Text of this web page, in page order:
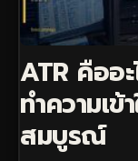
ATR คืออ
ทำความเข้
สมบูรณ์